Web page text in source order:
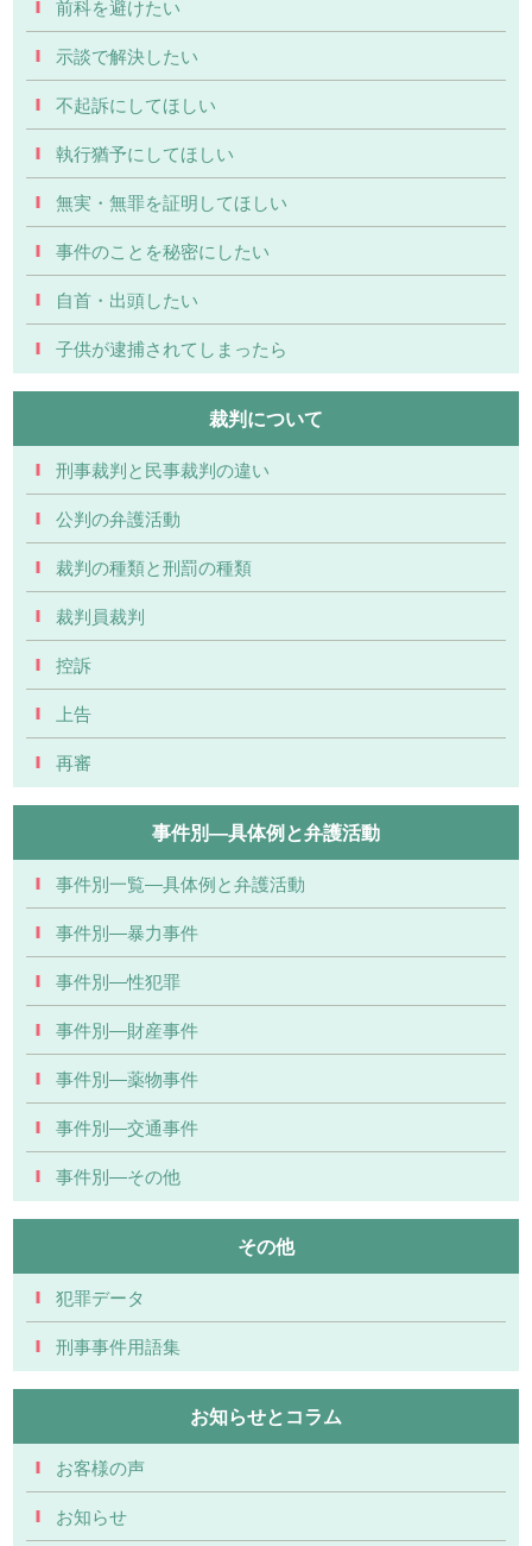
前科を避けたい
示談で解決したい
不起訴にしてほしい
執行猶予にしてほしい
無実・無罪を証明してほしい
事件のことを秘密にしたい
自首・出頭したい
子供が逮捕されてしまったら
裁判について
刑事裁判と民事裁判の違い
公判の弁護活動
裁判の種類と刑罰の種類
裁判員裁判
控訴
上告
再審
事件別―具体例と弁護活動
事件別一覧―具体例と弁護活動
事件別―暴力事件
事件別―性犯罪
事件別―財産事件
事件別―薬物事件
事件別―交通事件
事件別―その他
その他
犯罪データ
刑事事件用語集
お知らせとコラム
お客様の声
お知らせ